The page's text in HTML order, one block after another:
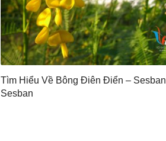
Tìm Hiểu Về Bông Điên Điển –
Sesban